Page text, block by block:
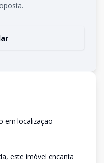
em localização
este imóvel encanta